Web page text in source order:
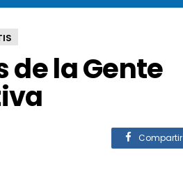
de la Gente
Compartir